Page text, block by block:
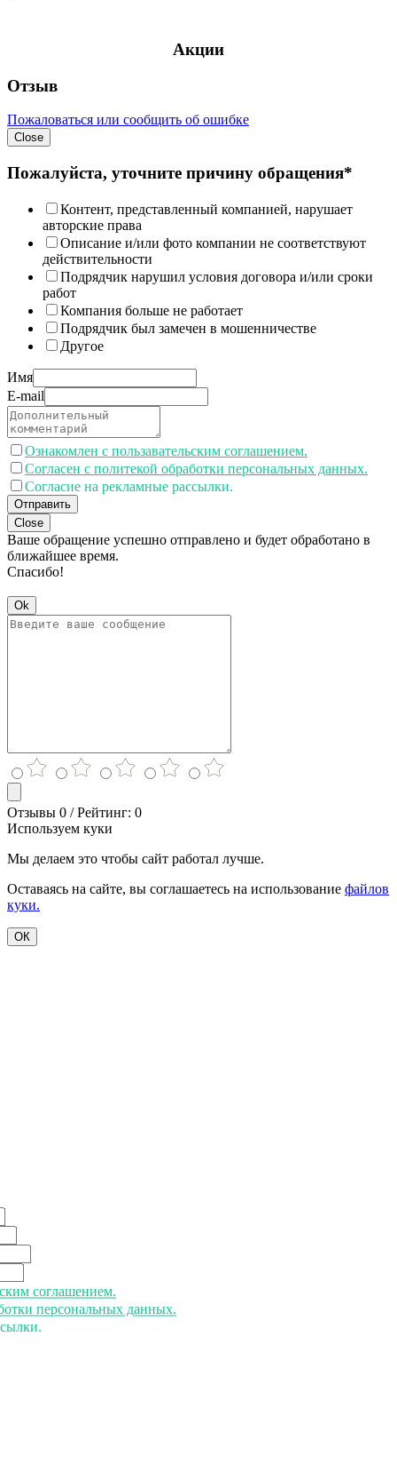
Акции
Отзыв
Пожаловаться или сообщить об ошибке
Close
Пожалуйста, уточните причину обращения*
Контент, представленный компанией, нарушает
авторские права
Описание и/или фото компании не соответствуют
действительности
Подрядчик нарушил условия договора и/или сроки
работ
Компания больше не работает
Подрядчик был замечен в мошенничестве
Другое
Имя
E-mail
Ознакомлен с пользавательским соглашением.
Согласен с политекой обработки персональных данных.
Согласие на рекламные рассылки.
Отправить
Close
Ваше обращение успешно отправлено и будет обработано в
ближайшее время.
Спасибо!
Ok
Отзывы 0 / Рейтинг: 0
Используем куки
Мы делаем это чтобы сайт работал лучше.
Оставаясь на сайте, вы соглашаетесь на использование файлов
куки.
ОК
соглашением.
персональных данных.